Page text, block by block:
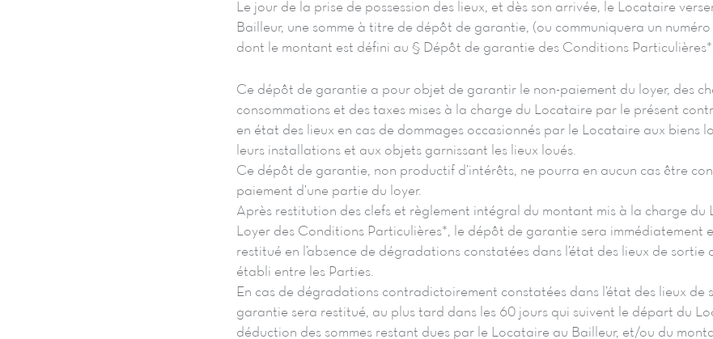
Le jour de la prise de possession des lieux, et dès son arrivée, le Locataire
Bailleur, une somme à titre de dépôt de garantie, (ou communiquera un
dont le montant est défini au § Dépôt de garantie des Conditions
Ce dépôt de garantie a pour objet de garantir le non-paiement du loyer, des
consommations et des taxes mises à la charge du Locataire par le présent
en état des lieux en cas de dommages occasionnés par le Locataire aux biens
leurs installations et aux objets garnissant les lieux loués.
Ce dépôt de garantie, non productif d’intérêts, ne pourra en aucun cas être
paiement d’une partie du loyer.
Après restitution des clefs et règlement intégral du montant mis à la charge du
Loyer des Conditions Particulières*, le dépôt de garantie sera immédiatement
restitué en l’absence de dégradations constatées dans l’état des lieux de
établi entre les Parties.
En cas de dégradations contradictoirement constatées dans l’état des lieux de
garantie sera restitué, au plus tard dans les 60 jours qui suivent le départ du
déduction des sommes restant dues par le Locataire au Bailleur, et/ou du